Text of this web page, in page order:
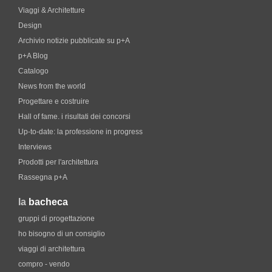
Viaggi & Architetture
Design
Archivio notizie pubblicate su p+A
p+A Blog
Catalogo
News from the world
Progettare e costruire
Hall of fame. i risultati dei concorsi
Up-to-date: la professione in progress
Interviews
Prodotti per l'architettura
Rassegna p+A
la bacheca
gruppi di progettazione
ho bisogno di un consiglio
viaggi di architettura
compro - vendo